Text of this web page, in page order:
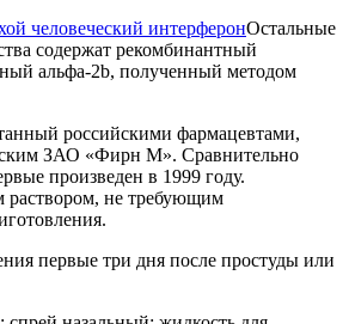
Остальные
содержат рекомбинантный
альфа-2b, полученный методом
российскими фармацевтами,
ЗАО «Фирн М». Сравнительно
произведен в 1999 году.
раствором, не требующим
первые три дня после простуды или